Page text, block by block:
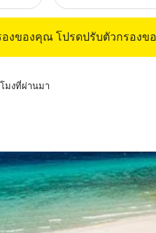
งของคุณ โปรดปรับตัวกรองข
มงที่ผ่านมา